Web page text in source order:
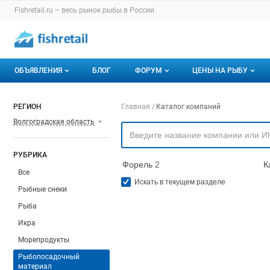
Раздел навигации по сайту fishretail.ru
Fishretail.ru – весь рынок рыбы в России.
Авторизация и меню пользователя
Навигация по разделам сайта fishretail.ru
ОБЪЯВЛЕНИЯ
Горячее предложение
БЛОГ ФОРУМ
Избранные
С моим участием
ЦЕНЫ НА РЫБУ
Актуальные
Динамика цен
РЕГИОН
Волгоградская область
РУБРИКА
Все
Рыбные снеки
Рыба
Икра
Морепродукты
Рыбопосадочный
материал
Навигация по
Главная Каталог компаний
Форель 2
Искать в текущем разделе